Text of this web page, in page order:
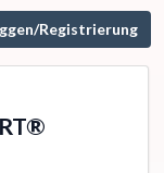
Registrierung